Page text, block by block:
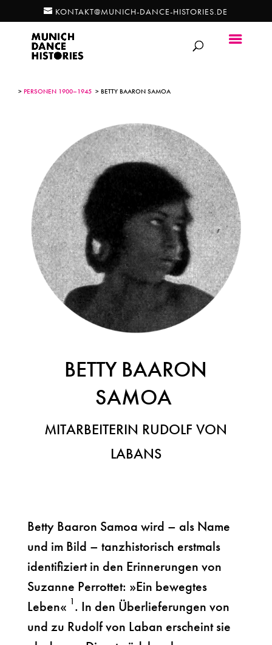
KONTAKT@MUNICH-DANCE-HISTORIES.DE
> PERSONEN 1900–1945 > BETTY BAARON SAMOA
BETTY BAARON
SAMOA
MITARBEITERIN RUDOLF VON
LABANS
Betty Baaron Samoa wird – als Name
und im Bild – tanzhistorisch erstmals
identifiziert in den Erinnerungen von
Suzanne Perrottet: »Ein bewegtes
Leben« 1 . In den Überlieferungen von
und zu Rudolf von Laban erscheint sie